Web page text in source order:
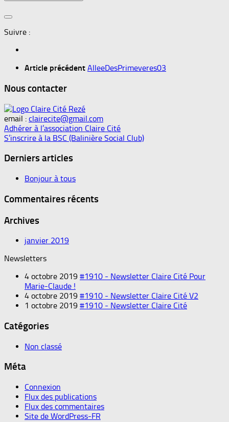
Suivre :
Article précédent AlleeDesPrimeveres03
Nous contacter
email : clairecite@gmail.com
Adhérer à l’association Claire Cité
S’inscrire à la BSC (Balinière Social Club)
Derniers articles
Bonjour à tous
Commentaires récents
Archives
janvier 2019
Newsletters
4 octobre 2019 #1910 - Newsletter Claire Cité Pour
Marie-Claude !
4 octobre 2019 #1910 - Newsletter Claire Cité V2
1 octobre 2019 #1910 - Newsletter Claire Cité
Catégories
Non classé
Méta
Connexion
Flux des publications
Flux des commentaires
Site de WordPress-FR